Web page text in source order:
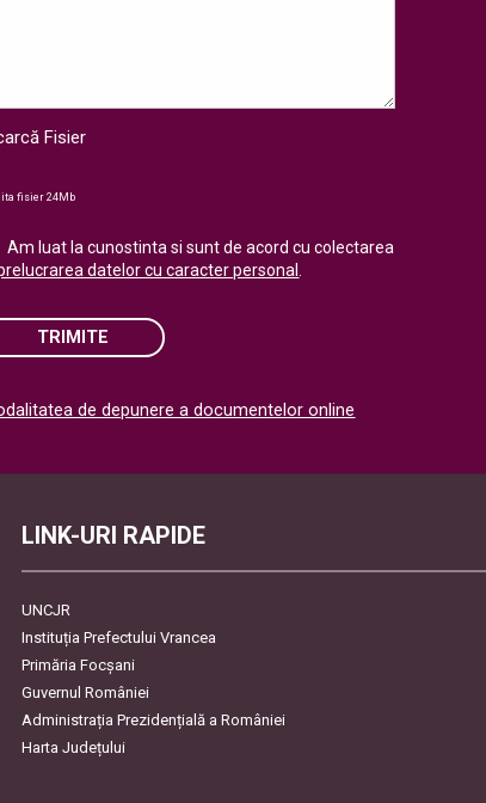
Fisier
fisier 24Mb
Am luat la cunostinta si sunt de acord cu colectarea
datelor cu caracter personal.
TRIMITE
de depunere a documentelor online
LINK-URI RAPIDE
UNCJR
Instituția Prefectului Vrancea
Primăria Focşani
Guvernul României
Administrația Prezidențială a României
Harta Județului